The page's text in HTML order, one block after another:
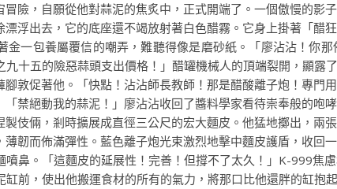
險，自願從他對蒜泥的焦炙中，正式開端了。一個傲慢的影
浮出去，它的底座還不竭放射著白色醋霧。它身上掛著「醋
一包養屬覆信的嘲弄，難聽得像是磨砂紙。「廖沾沾！你
九十五的險惡蒜頭支出價格！」醋罐機械人的頂端裂開，顯
敦促著他。「快點！沾沾師長教師！那是醋酸離子炮！專門
禁絕動我的蒜泥！」廖沾沾收回了醬料學家看待崇奉般的咆
伎倆，剎時擴展成直徑三公尺的宏大麵皮。他猛地擲出，兩
韌而佈滿彈性。藍色離子炮光束激烈地擊中麵皮護盾，收回
鼻。「這麵皮的延展性！完善！但撐不了太久！」K-999焦
前，使出他搬運食材的所有的氣力，將那口比他還胖的缸